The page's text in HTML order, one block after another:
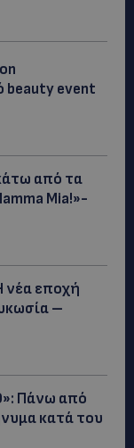
beauty event
από τα
Mia!»-
Η νέα εποχή
–
Πάνω από
κατά του